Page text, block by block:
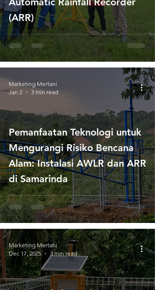
(ARR)
Pemanfaatan Teknologi untuk
Mengurangi Risiko Bencana
Alam: Instalasi AWLR dan ARR
di Samarinda
Marketing Mertani
Jan 2
3 min read
Marketing Mertani
Dec 17, 2025
3 min read